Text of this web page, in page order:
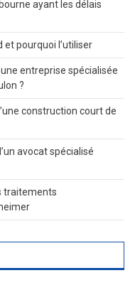
ayant les délais
pourquoi l’utiliser
entreprise spécialisée
?
construction court de
avocat spécialisé
traitements